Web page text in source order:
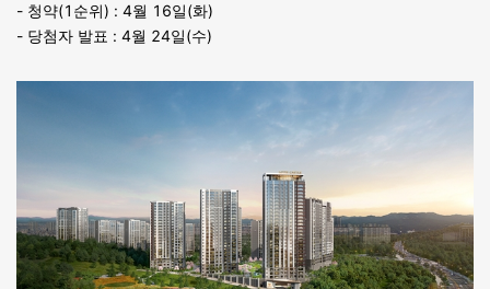
- 청약(1순위) : 4월 16일(화)
- 당첨자 발표 : 4월 24일(수)